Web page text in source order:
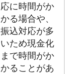
応に時間がか
かる場合や、
振込対応が多
いため現金化
まで時間がか
かることがあ